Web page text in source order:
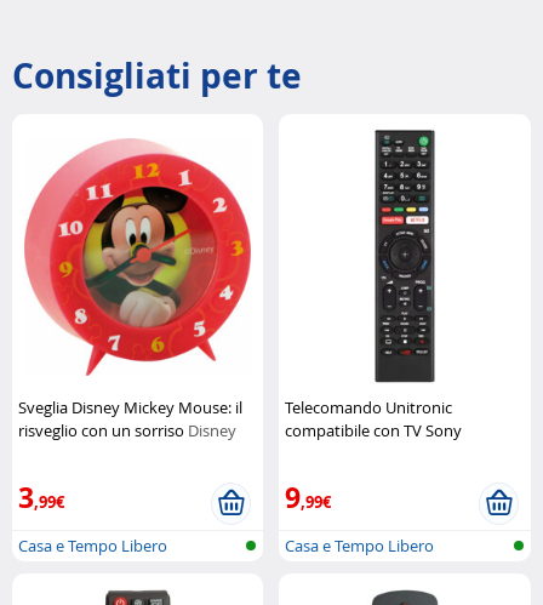
Consigliati per te
Sveglia Disney Mickey Mouse: il
risveglio con un sorriso Disney
3,99€
Casa e Tempo Libero
Telecomando Unitronic
compatibile con TV Sony
9,99€
Casa e Tempo Libero